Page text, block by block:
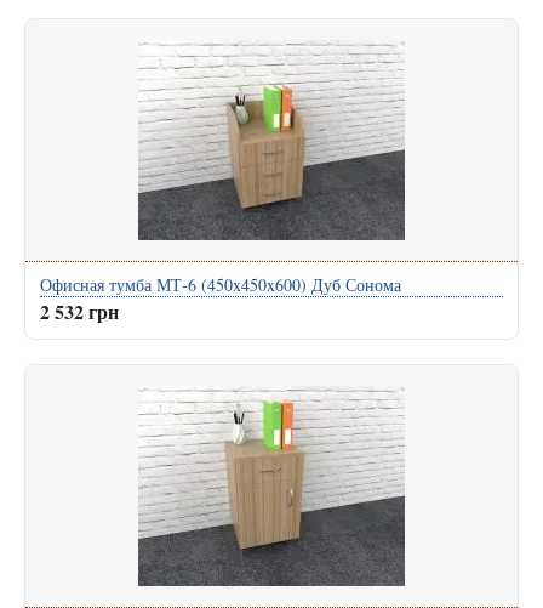
Офисная тумба МТ-6 (450x450x600) Дуб Сонома
2 532 грн